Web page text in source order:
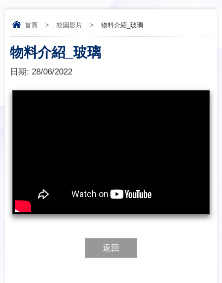
首頁 > 校園影片 > 物料介紹_玻璃
物料介紹_玻璃
日期: 28/06/2022
返回